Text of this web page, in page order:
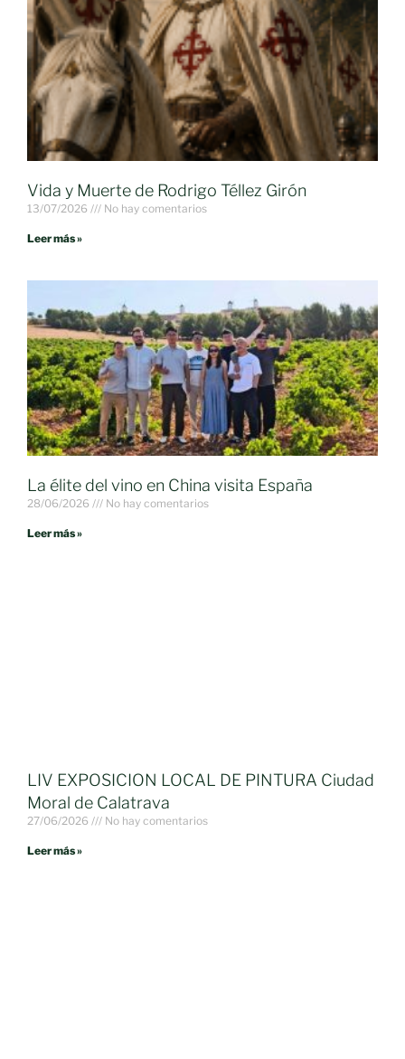
Vida y Muerte de Rodrigo Téllez Girón
13/07/2026 No hay comentarios
Leer más »
La élite del vino en China visita España
28/06/2026 No hay comentarios
Leer más »
LIV EXPOSICION LOCAL DE PINTURA Ciudad
Moral de Calatrava
27/06/2026 No hay comentarios
Leer más »